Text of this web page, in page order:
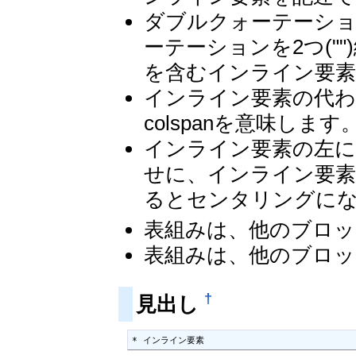
ダブルクォーテーシ
ーテーションを2つ
を含むインライン要
インライン要素の代
colspanを意味します
インライン要素の左
せに、インライン要
るとセンタリングに
表組みは、他のブロ
表組みは、他のブロ
見出し †
* インライン要素